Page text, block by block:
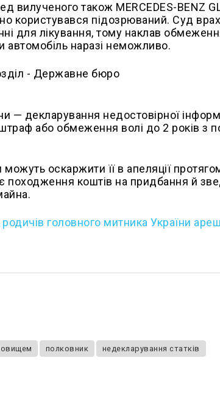
також MERCEDES-BENZ
користувався підозрюваний. Суд
для лікування, тому наклав
наразі неможливо.
— декларування недостовірної
або обмеження волі до 2 років з
оскаржити її в апеляції
походження коштів на придбання й
родичів головного митника України
полковник недекларування статків